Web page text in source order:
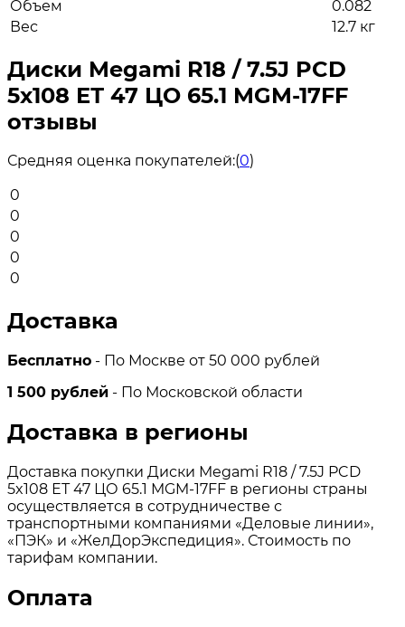
Объем
0.082
Вес
12.7 кг
Диски Megami R18 / 7.5J PCD
5x108 ЕТ 47 ЦО 65.1 MGM-17FF
отзывы
Средняя оценка покупателей:(0)
0
0
0
0
0
Доставка
Бесплатно - По Москве от 50 000 рублей
1 500 рублей - По Московской области
Доставка в регионы
Доставка покупки Диски Megami R18 / 7.5J PCD
5x108 ЕТ 47 ЦО 65.1 MGM-17FF в регионы страны
осуществляется в сотрудничестве с
транспортными компаниями «Деловые линии»,
«ПЭК» и «ЖелДорЭкспедиция». Стоимость по
тарифам компании.
Оплата